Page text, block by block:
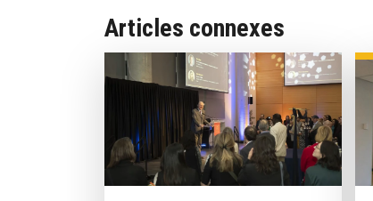
Articles connexes